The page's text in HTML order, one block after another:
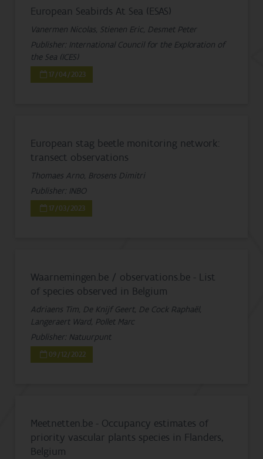
European Seabirds At Sea (ESAS)
Vanermen Nicolas, Stienen Eric, Desmet Peter
Publisher: International Council for the Exploration of
the Sea (ICES)
17/04/2023
European stag beetle monitoring network:
transect observations
Thomaes Arno, Brosens Dimitri
Publisher: INBO
17/03/2023
Waarnemingen.be / observations.be - List
of species observed in Belgium
Adriaens Tim, De Knijf Geert, De Cock Raphaël,
Langeraert Ward, Pollet Marc
Publisher: Natuurpunt
09/12/2022
Meetnetten.be - Occupancy estimates of
priority vascular plants species in Flanders,
Belgium